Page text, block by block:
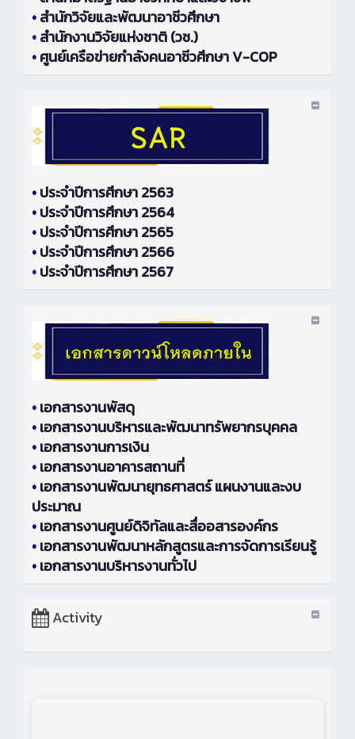
•สำนักวิจัยและพัฒนาอาชีวศึกษา
•สำนักงานวิจัยแห่งชาติ (วช.)
•ศูนย์เครือข่ายกำลังคนอาชีวศึกษา V-COP
•ประจำปีการศึกษา 2563
•ประจำปีการศึกษา 2564
•ประจำปีการศึกษา 2565
•ประจำปีการศึกษา 2566
•ประจำปีการศึกษา 2567
•เอกสารงานพัสดุ
•เอกสารงานบริหารและพัฒนาทรัพยากรบุคคล
•เอกสารงานการเงิน
•เอกสารงานอาคารสถานที่
•เอกสารงานพัฒนายุทธศาสตร์ แผนงานและงบ
ประมาณ
•เอกสารงานศูนย์ดิจิทัลและสื่ออสารองค์กร
•เอกสารงานพัฒนาหลักสูตรและการจัดการเรียนรู้
•เอกสารงานบริหารงานทั่วไป
Activity